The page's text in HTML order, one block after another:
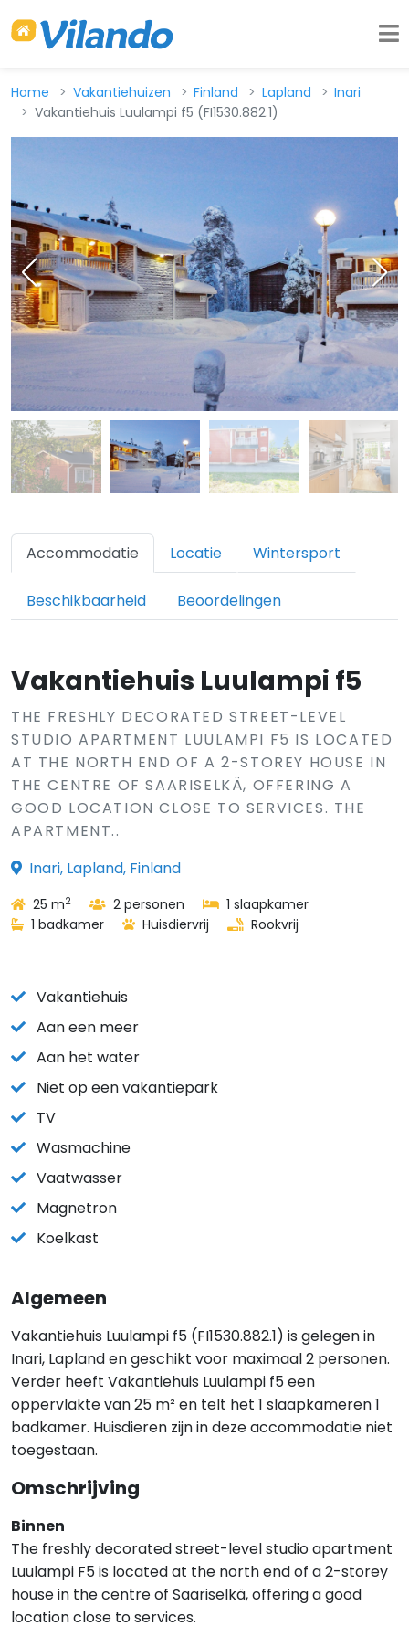
Home Vakantiehuizen Finland Lapland
Inari
Vakantiehuis Luulampi f5 (FI1530.882.1)
Accommodatie Locatie Wintersport
Beschikbaarheid Beoordelingen
Vakantiehuis Luulampi f5
THE FRESHLY DECORATED STREET-LEVEL
STUDIO APARTMENT LUULAMPI F5 IS LOCATED
AT THE NORTH END OF A 2-STOREY HOUSE IN
THE CENTRE OF SAARISELKÄ, OFFERING A
GOOD LOCATION CLOSE TO SERVICES. THE
APARTMENT..
Inari, Lapland, Finland
25 m2 2 personen
1 slaapkamer
1 badkamer
Huisdiervrij Rookvrij
Vakantiehuis
Aan een meer
Aan het water
Niet op een vakantiepark
TV
Wasmachine
Vaatwasser
Magnetron
Koelkast
Algemeen
Vakantiehuis Luulampi f5 (FI1530.882.1) is gelegen in
Inari, Lapland en geschikt voor maximaal 2 personen.
Verder heeft Vakantiehuis Luulampi f5 een
oppervlakte van 25 m² en telt het 1 slaapkameren 1
badkamer. Huisdieren zijn in deze accommodatie niet
toegestaan.
Omschrijving
Binnen
The freshly decorated street-level studio apartment
Luulampi F5 is located at the north end of a 2-storey
house in the centre of Saariselkä, offering a good
location close to services.